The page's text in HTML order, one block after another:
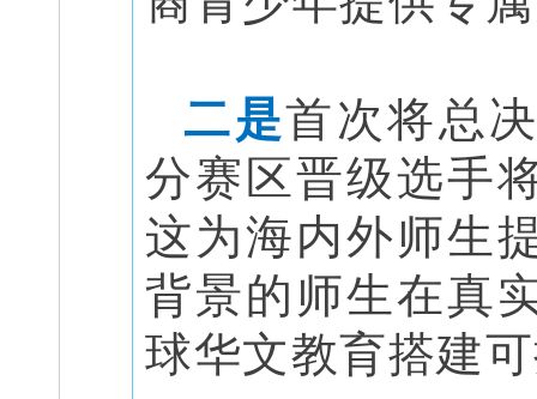
二是首次将总
分赛区晋级选手
这为海内外师生
背景的师生在真
球华文教育搭建